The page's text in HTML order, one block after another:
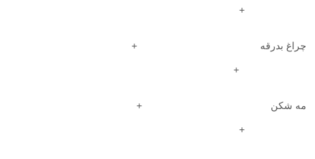
+
چراغ بدرقه +
+
مه شکن +
+